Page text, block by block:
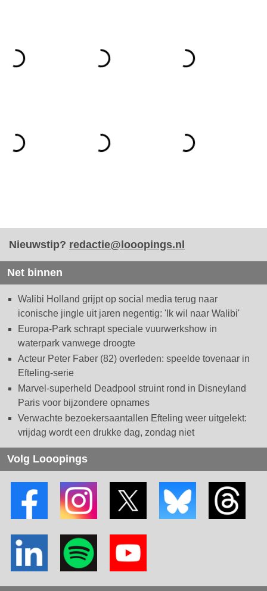
Nieuwstip? redactie@looopings.nl
Net binnen
Walibi Holland grijpt op social media terug naar
iconische jingle uit jaren negentig: 'Ik wil naar Walibi'
Europa-Park schrapt speciale vuurwerkshow in
waterpark vanwege droogte
Acteur Peter Faber (82) overleden: speelde tovenaar in
Efteling-serie
Marvel-superheld Deadpool struint rond in Disneyland
Paris voor bijzondere opnames
Verwachte bezoekersaantallen Efteling weer uitgelekt:
vrijdag wordt een drukke dag, zondag niet
Volg Looopings